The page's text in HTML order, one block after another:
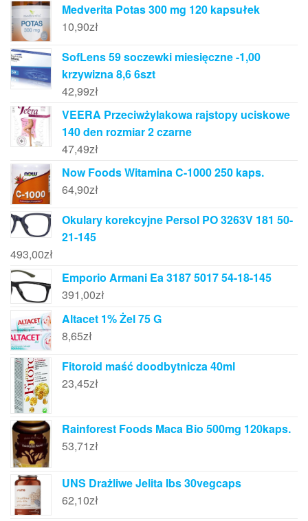
Medverita Potas 300 mg 120 kapsułek
10,90zł
SofLens 59 soczewki miesięczne -1,00
krzywizna 8,6 6szt
42,99zł
VEERA Przeciwżylakowa rajstopy uciskowe
140 den rozmiar 2 czarne
47,49zł
Now Foods Witamina C-1000 250 kaps.
64,90zł
Okulary korekcyjne Persol PO 3263V 181 50-
21-145
493,00zł
Emporio Armani Ea 3187 5017 54-18-145
391,00zł
Altacet 1% Żel 75 G
8,65zł
Fitoroid maść doodbytnicza 40ml
23,45zł
Rainforest Foods Maca Bio 500mg 120kaps.
53,71zł
UNS Drażliwe Jelita Ibs 30vegcaps
62,10zł